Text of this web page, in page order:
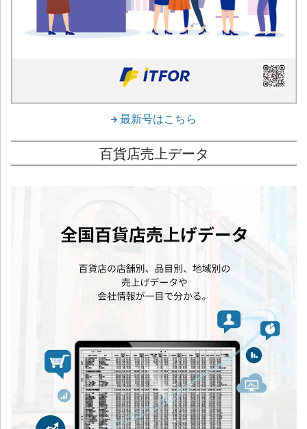
最新号はこちら
百貨店売上データ